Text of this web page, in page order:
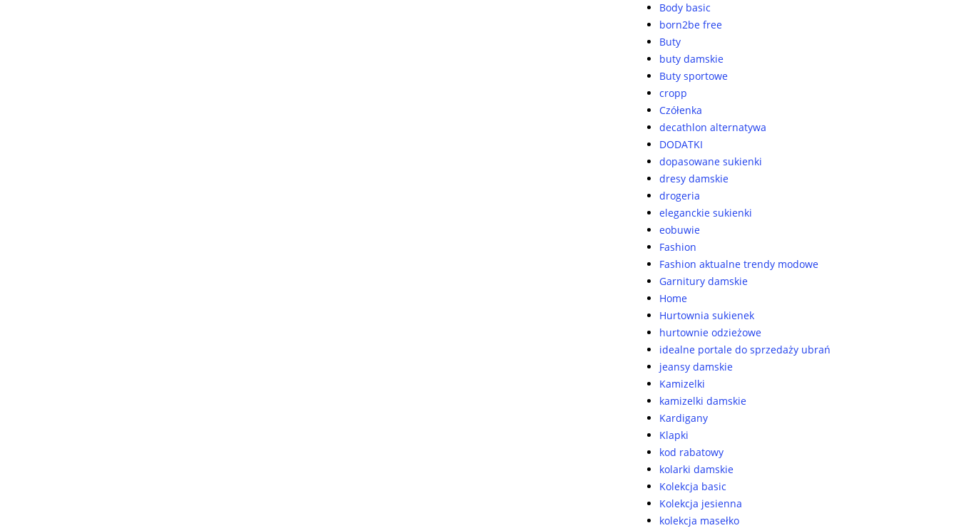
Body basic
born2be free
Buty
buty damskie
Buty sportowe
cropp
Czółenka
decathlon alternatywa
DODATKI
dopasowane sukienki
dresy damskie
drogeria
eleganckie sukienki
eobuwie
Fashion
Fashion aktualne trendy modowe
Garnitury damskie
Home
Hurtownia sukienek
hurtownie odzieżowe
idealne portale do sprzedaży ubrań
jeansy damskie
Kamizelki
kamizelki damskie
Kardigany
Klapki
kod rabatowy
kolarki damskie
Kolekcja basic
Kolekcja jesienna
kolekcja masełko